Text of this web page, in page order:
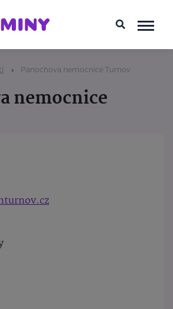
Panochova nemocnice Turnov
nemocnice